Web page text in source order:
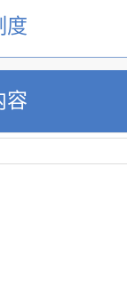
度
容